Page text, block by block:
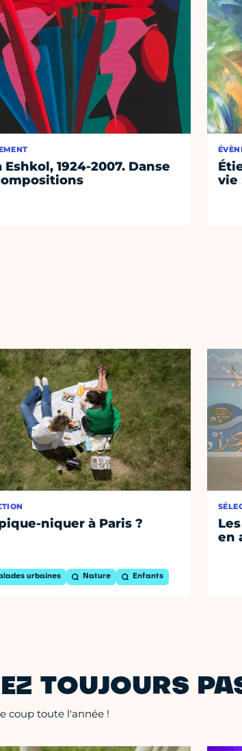
Eshkol, 1924-2007. Danse
vie
niquer à Paris ?
urbaines Nature Enfants
en
TOUJOURS
coup toute l'année !